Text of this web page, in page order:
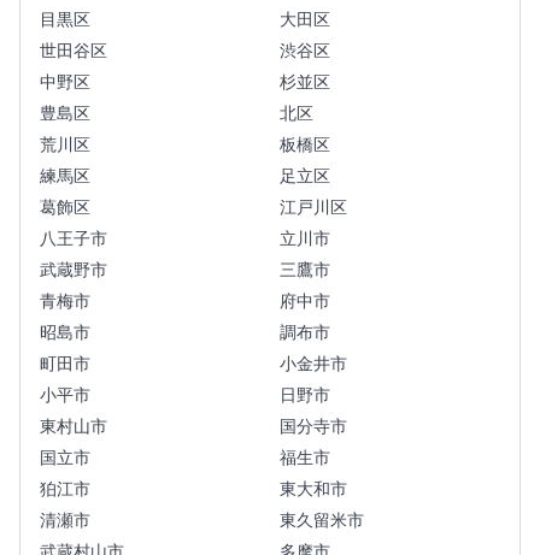
目黒区
大田区
世田谷区
渋谷区
中野区
杉並区
豊島区
北区
荒川区
板橋区
練馬区
足立区
葛飾区
江戸川区
八王子市
立川市
武蔵野市
三鷹市
青梅市
府中市
昭島市
調布市
町田市
小金井市
小平市
日野市
東村山市
国分寺市
国立市
福生市
狛江市
東大和市
清瀬市
東久留米市